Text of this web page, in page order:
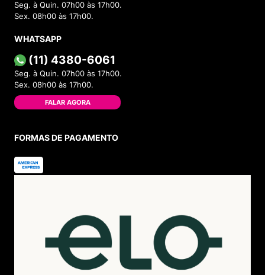
Seg. à Quin. 07h00 às 17h00.
Sex. 08h00 às 17h00.
WHATSAPP
(11) 4380-6061
Seg. à Quin. 07h00 às 17h00.
Sex. 08h00 às 17h00.
FALAR AGORA
FORMAS DE PAGAMENTO